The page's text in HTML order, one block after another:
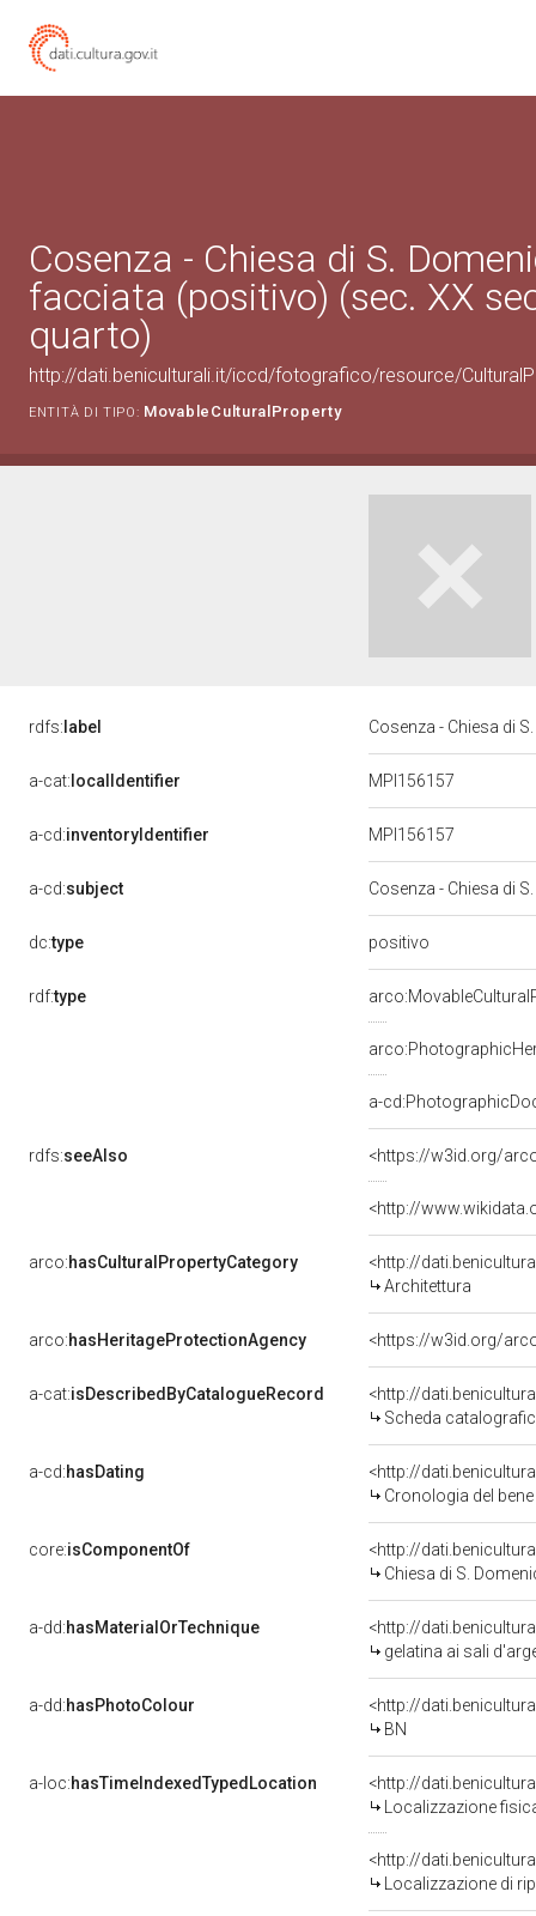
Cosenza - Chiesa di S.
facciata (positivo) (sec. XX
quarto)
http://dati.beniculturali.it/iccd/fotografico/resource/
ENTITÀ DI TIPO: MovableCulturalProperty
rdfs: label Cosenza - Chiesa di
a-cat: localIdentifier MPI156157
a-cd:inventoryIdentifier MPI156157
a-cd:subject Cosenza - Chiesa di
dc:type positivo
rdf:type
a-
rdfs:seeAlso <https://w3id.org/
<http://
arco:hasCulturalPropertyCategory
<http://
Architettura
arco:hasHeritageProtectionAgency <https://w3id.org/
a-cat:isDescribedByCatalogueRecord
<http://
Scheda
a-cd:hasDating
<http://
Cronologia del
core:isComponentOf
<http://
Chiesa di S.
a-dd:hasMaterialOrTechnique
<http://
gelatina ai sali
a-dd:hasPhotoColour
<http://
BN
a-loc:hasTimeIndexedTypedLocation
<http://
Localizzazione
<http://
Localizzazione di